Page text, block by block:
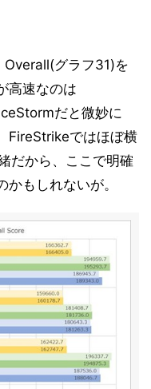
Overall(グラフ31)を
高速なのは
だと微妙に
FireStrikeではほぼ横
だから、ここで明確
もしれないが。